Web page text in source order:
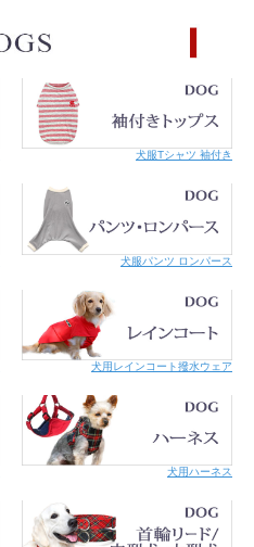
犬服Tシャツ 袖付き
犬服パンツ ロンパース
犬用レインコート撥水ウェア
犬用ハーネス